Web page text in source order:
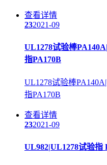
查看详情
232021-09
UL1278试验棒
指PA170B
UL1278试验棒
指PA170B
查看详情
232021-09
UL982|UL1278试验指